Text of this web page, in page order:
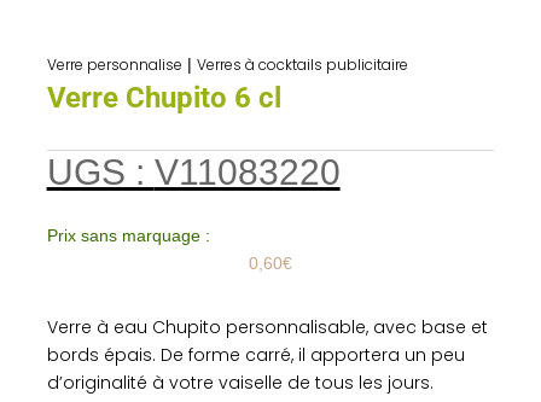
Verre personnalise | Verres à cocktails publicitaire
Verre Chupito 6 cl
UGS : V11083220
Prix sans marquage :
0,60€
Verre à eau Chupito personnalisable, avec base et
bords épais. De forme carré, il apportera un peu
d’originalité à votre vaiselle de tous les jours.